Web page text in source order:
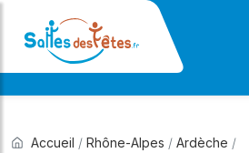
Accueil / Rhône-Alpes / Ardèche /